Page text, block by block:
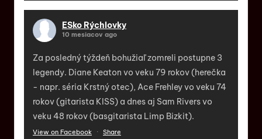
ESko Rýchlovky
10 mesiacov ago
Za posledný týždeň bohužiaľ zomreli postupne 3
legendy. Diane Keaton vo veku 79 rokov (herečka
- napr. séria Krstný otec), Ace Frehley vo veku 74
rokov (gitarista KISS) a dnes aj Sam Rivers vo
veku 48 rokov (basgitarista Limp Bizkit).
View on Facebook · Share